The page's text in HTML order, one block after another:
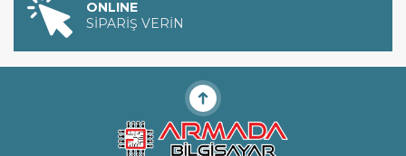
ONLINE
SİPARİŞ VERİN